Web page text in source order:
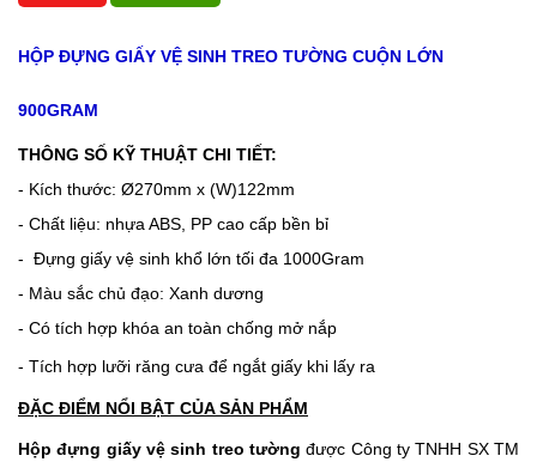
HỘP ĐỰNG GIẤY VỆ SINH TREO TƯỜNG CUỘN LỚN
900GRAM
THÔNG SỐ KỸ THUẬT CHI TIẾT:
- Kích thước: Ø270mm x (W)122mm
- Chất liệu: nhựa ABS, PP cao cấp bền bỉ
- Đựng giấy vệ sinh khổ lớn tối đa 1000Gram
- Màu sắc chủ đạo: Xanh dương
- Có tích hợp khóa an toàn chống mở nắp
- Tích hợp lưỡi răng cưa để ngắt giấy khi lấy ra
ĐẶC ĐIỂM NỔI BẬT CỦA SẢN PHẨM
Hộp đựng giấy vệ sinh treo tường được Công ty TNHH SX TM